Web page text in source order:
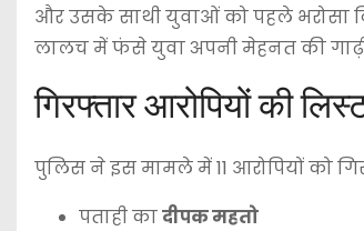
और उसके साथी युवाओं को पहले भरोसा
लालच में फंसे युवा अपनी मेहनत की
गिरफ्तार आरोपियों की
पुलिस ने इस मामले में 11 आरोपियों को
पताही कादीपक महतो